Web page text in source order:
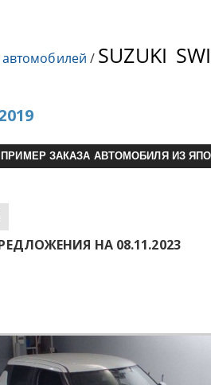
автомобилей / SUZUKI
ПРИМЕР ЗАКАЗА АВТОМОБИЛЯ ИЗ
НА 08.11.2023